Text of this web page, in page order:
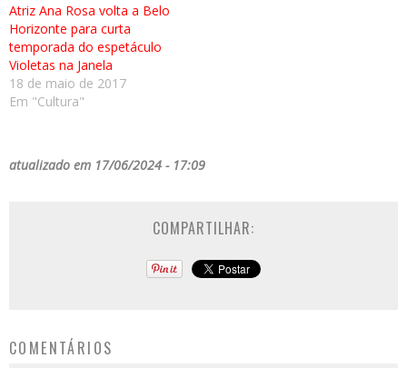
Atriz Ana Rosa volta a Belo
Horizonte para curta
temporada do espetáculo
Violetas na Janela
18 de maio de 2017
Em "Cultura"
atualizado em 17/06/2024 - 17:09
COMPARTILHAR:
COMENTÁRIOS